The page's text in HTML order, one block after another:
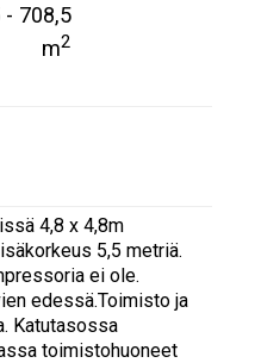
- 708,5
m2
4,8 x 4,8m
5,5 metriä.
ei ole.
edessä.Toimisto ja
Katutasossa
toimistohuoneet